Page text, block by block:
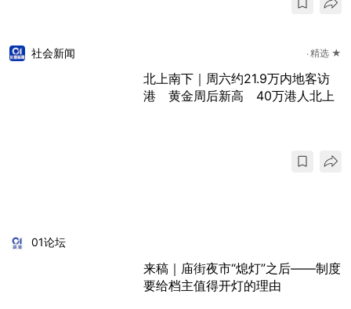
社会新闻 精选 ★
北上南下｜周六约21.9万内地客访
港 黄金周后新高 40万港人北上
01论坛
来稿｜庙街夜市“熄灯”之后——制度
要给档主值得开灯的理由